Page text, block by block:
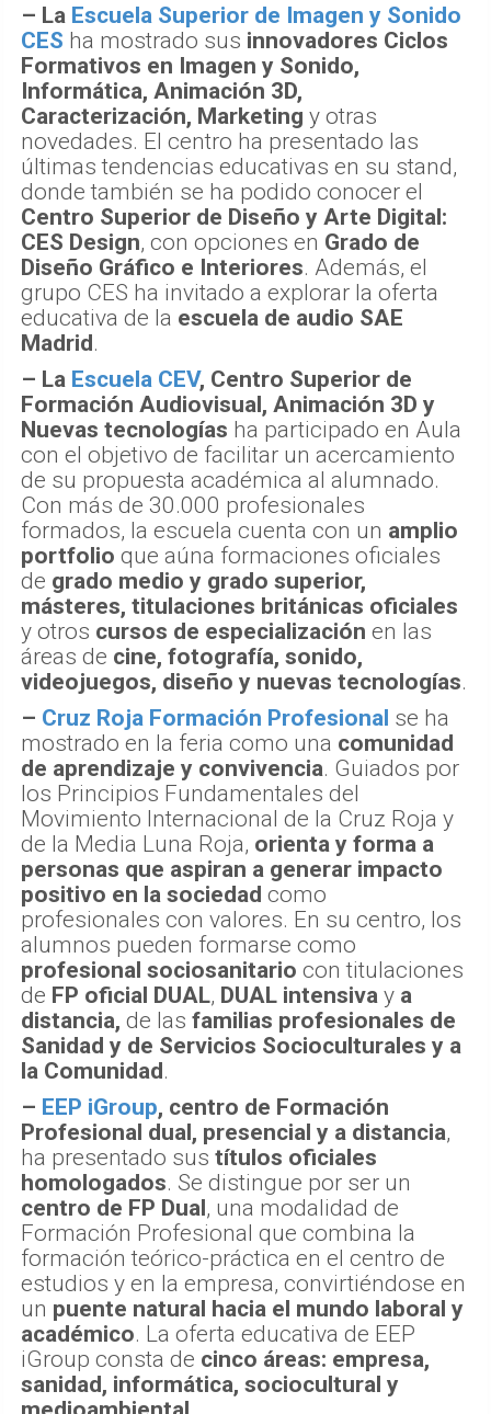
– La Escuela Superior de Imagen y Sonido
CES ha mostrado sus innovadores Ciclos
Formativos en Imagen y Sonido,
Informática, Animación 3D,
Caracterización, Marketing y otras
novedades. El centro ha presentado las
últimas tendencias educativas en su stand,
donde también se ha podido conocer el
Centro Superior de Diseño y Arte Digital:
CES Design, con opciones en Grado de
Diseño Gráfico e Interiores. Además, el
grupo CES ha invitado a explorar la oferta
educativa de la escuela de audio SAE
Madrid.
– La Escuela CEV, Centro Superior de
Formación Audiovisual, Animación 3D y
Nuevas tecnologías ha participado en Aula
con el objetivo de facilitar un acercamiento
de su propuesta académica al alumnado.
Con más de 30.000 profesionales
formados, la escuela cuenta con un amplio
portfolio que aúna formaciones oficiales
de grado medio y grado superior,
másteres, titulaciones británicas oficiales
y otros cursos de especialización en las
áreas de cine, fotografía, sonido,
videojuegos, diseño y nuevas tecnologías.
– Cruz Roja Formación Profesional se ha
mostrado en la feria como una comunidad
de aprendizaje y convivencia. Guiados por
los Principios Fundamentales del
Movimiento Internacional de la Cruz Roja y
de la Media Luna Roja, orienta y forma a
personas que aspiran a generar impacto
positivo en la sociedad como
profesionales con valores. En su centro, los
alumnos pueden formarse como
profesional sociosanitario con titulaciones
de FP oficial DUAL, DUAL intensiva y a
distancia, de las familias profesionales de
Sanidad y de Servicios Socioculturales y a
la Comunidad.
– EEP iGroup, centro de Formación
Profesional dual, presencial y a distancia,
ha presentado sus títulos oficiales
homologados. Se distingue por ser un
centro de FP Dual, una modalidad de
Formación Profesional que combina la
formación teórico-práctica en el centro de
estudios y en la empresa, convirtiéndose en
un puente natural hacia el mundo laboral y
académico. La oferta educativa de EEP
iGroup consta de cinco áreas: empresa,
sanidad, informática, sociocultural y